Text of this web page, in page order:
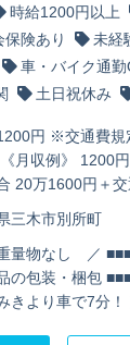
時給1200円以上
保険あり
未経
車・バイク通勤
土日祝休み
円 ※交通費規
月収例》 1200
20万1600円＋
三木市別所町
量物なし ／
の包装・梱包
きより車で7分！